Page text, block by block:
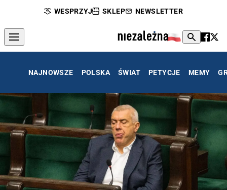
WESPRZYJ SKLEP NEWSLETTER
NAJNOWSZE POLSKA ŚWIAT PETYCJE MEMY